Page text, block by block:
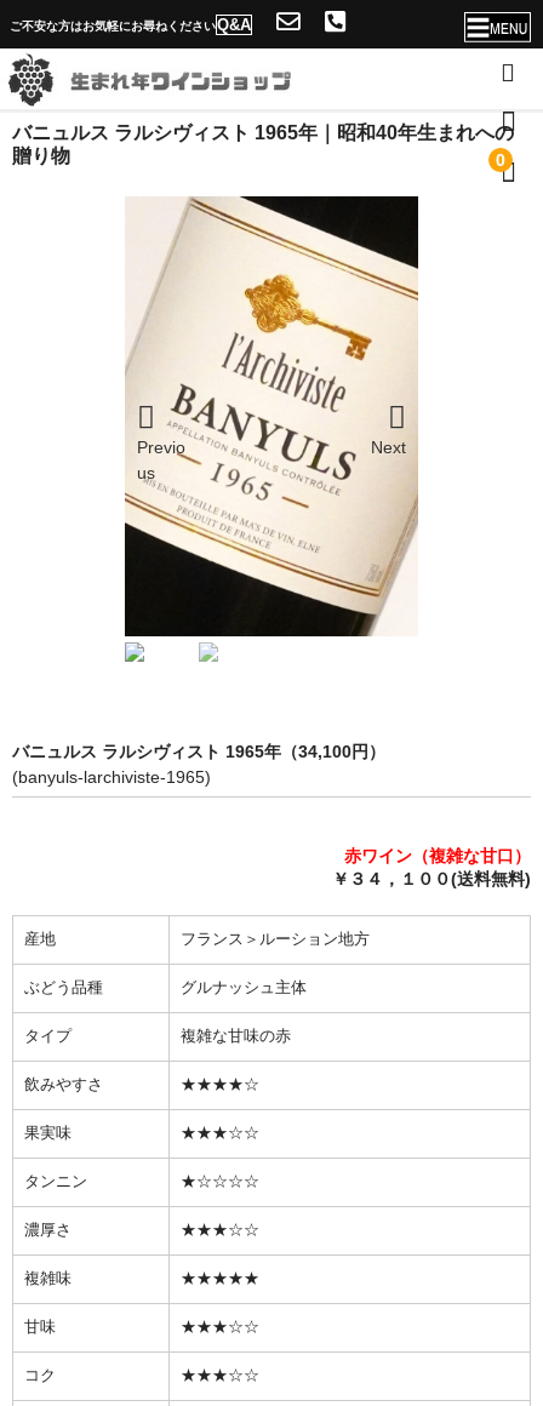
ご不安な方はお気軽にお尋ねくださいQ&A
0
ホーム
店舗概要・送料
ソムリエ紹介と生まれ年ワインショップの魅力
当店独自のサービス！
名入れが出来ない理由
問合せフォーム
完売ワインのお問合せフォーム
写真添付フォーム
バニュルス ラルシヴィスト 1965年｜昭和40年生まれへの
贈り物
Previo
us
Next
バニュルス ラルシヴィスト 1965年（34,100円）
(banyuls-larchiviste-1965)
赤ワイン（複雑な甘口）
￥３４，１００(送料無料)
産地 フランス＞ルーション地方
ぶどう品種 グルナッシュ主体
タイプ 複雑な甘味の赤
飲みやすさ ★★★★☆
果実味 ★★★☆☆
タンニン ★☆☆☆☆
濃厚さ ★★★☆☆
複雑味 ★★★★★
甘味 ★★★☆☆
コク ★★★☆☆